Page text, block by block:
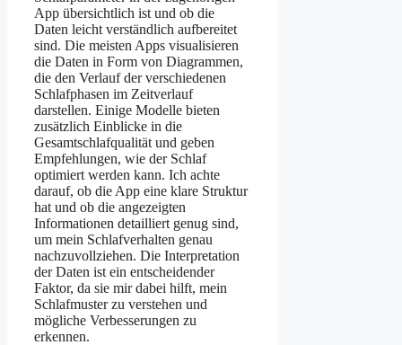
App übersichtlich ist und ob die
Daten leicht verständlich aufbereitet
sind. Die meisten Apps visualisieren
die Daten in Form von Diagrammen,
die den Verlauf der verschiedenen
Schlafphasen im Zeitverlauf
darstellen. Einige Modelle bieten
zusätzlich Einblicke in die
Gesamtschlafqualität und geben
Empfehlungen, wie der Schlaf
optimiert werden kann. Ich achte
darauf, ob die App eine klare Struktur
hat und ob die angezeigten
Informationen detailliert genug sind,
um mein Schlafverhalten genau
nachzuvollziehen. Die Interpretation
der Daten ist ein entscheidender
Faktor, da sie mir dabei hilft, mein
Schlafmuster zu verstehen und
mögliche Verbesserungen zu
erkennen.